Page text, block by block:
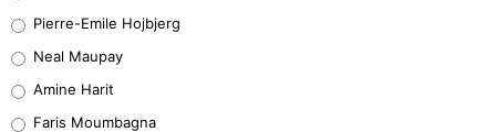
5%
1%
Pierre-Emile Hojbjerg
Neal Maupay
Amine Harit
Faris Moumbagna